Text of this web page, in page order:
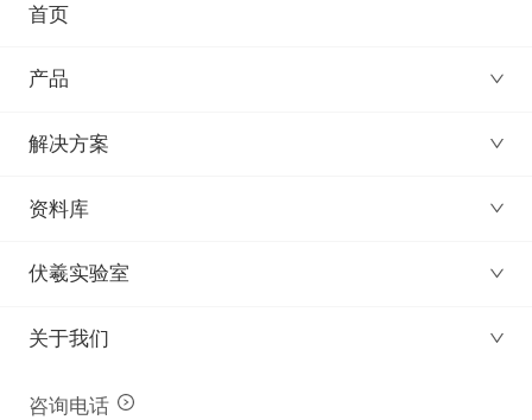
首页
产品
解决方案
资料库
伏羲实验室
关于我们
咨询电话